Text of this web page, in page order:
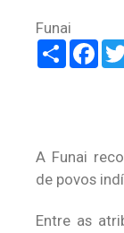
Funai
Share
A Funai
de povos
Entre as